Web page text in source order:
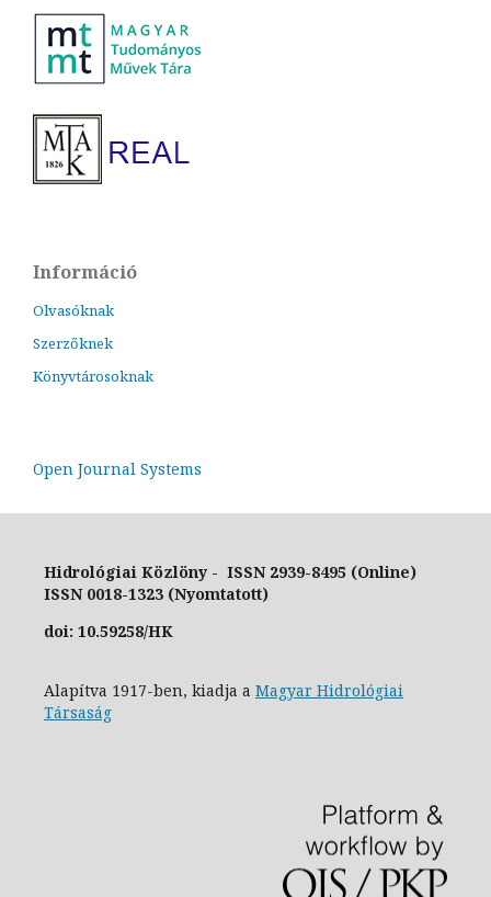
Információ
Olvasóknak
Szerzőknek
Könyvtárosoknak
Open Journal Systems
Hidrológiai Közlöny - ISSN 2939-8495 (Online)
ISSN 0018-1323 (Nyomtatott)
doi: 10.59258/HK
Alapítva 1917-ben, kiadja a Magyar Hidrológiai
Társaság